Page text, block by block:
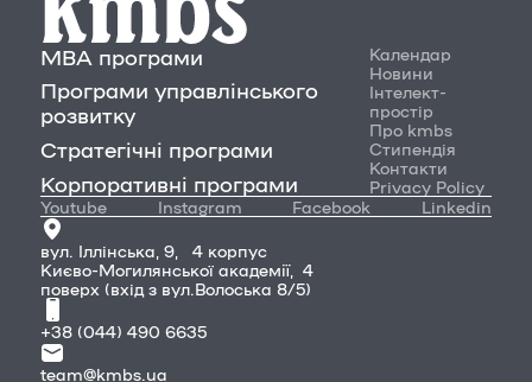
MBA програми
Програми управлінського
розвитку
Стратегічні програми
Корпоративні програми
Календар
Новини
Інтелект-
простір
Про kmbs
Стипендія
Контакти
Privacy Policy
Youtube
Instagram Facebook Linkedin
вул. Іллінська, 9, 4 корпус
Києво-Могилянської академії, 4
поверх (вхід з вул.Волоська 8/5)
+38 (044) 490 6635
team@kmbs.ua